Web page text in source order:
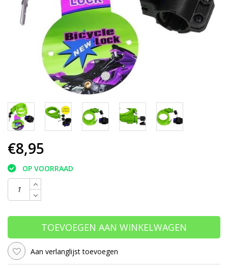
€8,95
OP VOORRAAD
TOEVOEGEN AAN WINKELWAGEN
Aan verlanglijst toevoegen